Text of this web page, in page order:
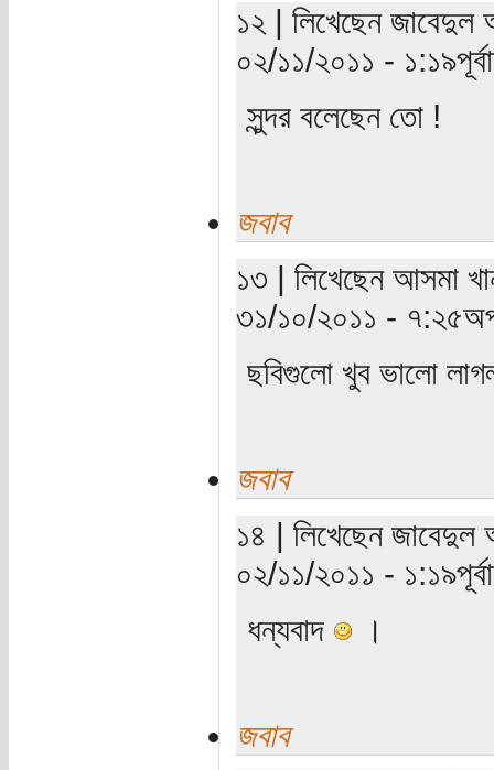
১২ | লিখেছেন জাবেদুল
০২/১১/২০১১ -
সুন্দর বলেছেন তো !
জবাব
১৩ | লিখেছেন আসমা
৩১/১০/২০১১ -
ছবিগুলো খুব ভালো
জবাব
১৪ | লিখেছেন জাবেদুল
০২/১১/২০১১ -
ধন্যবাদ
।
জবাব